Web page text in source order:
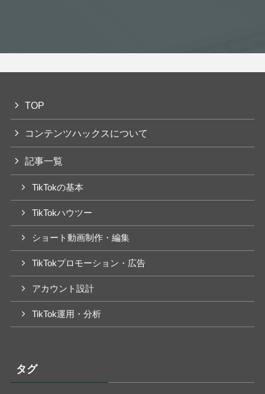
TOP
コンテンツハックスについて
記事一覧
TikTokの基本
TikTokハウツー
ショート動画制作・編集
TikTokプロモーション・広告
アカウント設計
TikTok運用・分析
タグ